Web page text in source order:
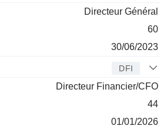
Directeur Général
60
30/06/2023
DFI
Directeur Financier/CFO
44
01/01/2026